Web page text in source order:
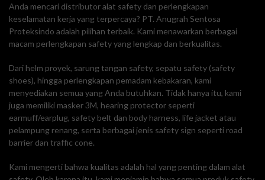
Anda mencari distributor alat safety dan perlengkapan
keselamatan kerja yang terpercaya? PT. Anugrah Sentosa
Proteksindo adalah pilihan terbaik. Kami menawarkan berbagai
macam perlengkapan safety yang lengkap dan berkualitas.
Dari helm proyek, sarung tangan safety, sepatu safety (safety
shoes), hingga perlengkapan pemadam kebakaran, kami
menyediakan semua yang Anda butuhkan. Tidak hanya itu, kami
juga memiliki masker 3M, hearing protector seperti
earmuff/earplug, safety belt dan body harness, life jacket atau
pelampung renang, serta berbagai jenis safety sign seperti road
barrier dan traffic cone.
Kami mengerti bahwa kualitas adalah hal yang penting dalam alat